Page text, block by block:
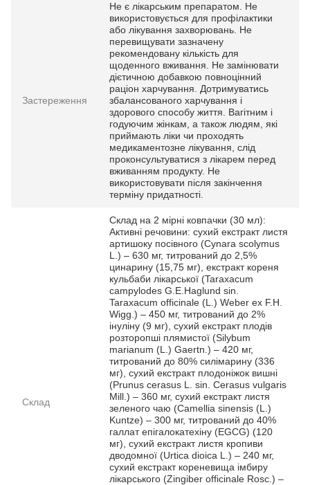
Застереження
Не є лікарським препаратом. Не
використовується для профілактики
або лікування захворювань. Не
перевищувати зазначену
рекомендовану кількість для
щоденного вживання. Не замінювати
дієтичною добавкою повноцінний
раціон харчування. Дотримуватись
збалансованого харчування і
здорового способу життя. Вагітним і
годуючим жінкам, а також людям, які
приймають ліки чи проходять
медикаментозне лікування, слід
проконсультуватися з лікарем перед
вживанням продукту. Не
використовувати після закінчення
терміну придатності.
Склад
Склад на 2 мірні ковпачки (30 мл):
Активні речовини: сухий екстракт листя
артишоку посівного (Cynara scolymus
L.) – 630 мг, титрований до 2,5%
цинарину (15,75 мг), екстракт кореня
кульбаби лікарської (Taraxacum
campylodes G.E.Haglund sin.
Taraxacum officinale (L.) Weber ex F.H.
Wigg.) – 450 мг, титрований до 2%
інуліну (9 мг), сухий екстракт плодів
розторопші плямистої (Silybum
marianum (L.) Gaertn.) – 420 мг,
титрований до 80% силімарину (336
мг), сухий екстракт плодоніжок вишні
(Prunus cerasus L. sin. Cerasus vulgaris
Mill.) – 360 мг, сухий екстракт листя
зеленого чаю (Camellia sinensis (L.)
Kuntze) – 300 мг, титрований до 40%
галлат епігалокатехіну (EGCG) (120
мг), сухий екстракт листя кропиви
дводомної (Urtica dioica L.) – 240 мг,
сухий екстракт кореневища імбиру
лікарського (Zingiber officinale Rosc.) –